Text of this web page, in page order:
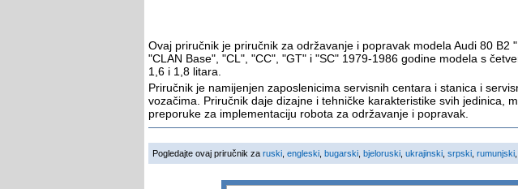
Ovaj priručnik je priručnik za održavanje i popravak modela Audi 80 B2
"CLAN Base", "CL", "CC", "GT" i "SC" 1979-1986 godine modela s
1,6 i 1,8 litara.
Priručnik je namijenjen zaposlenicima servisnih centara i stanica i
vozačima. Priručnik daje dizajne i tehničke karakteristike svih jedinica,
preporuke za implementaciju robota za održavanje i popravak.
Pogledajte ovaj priručnik za ruski engleski bugarski bjeloruski ukrajinski srpski rumunjski